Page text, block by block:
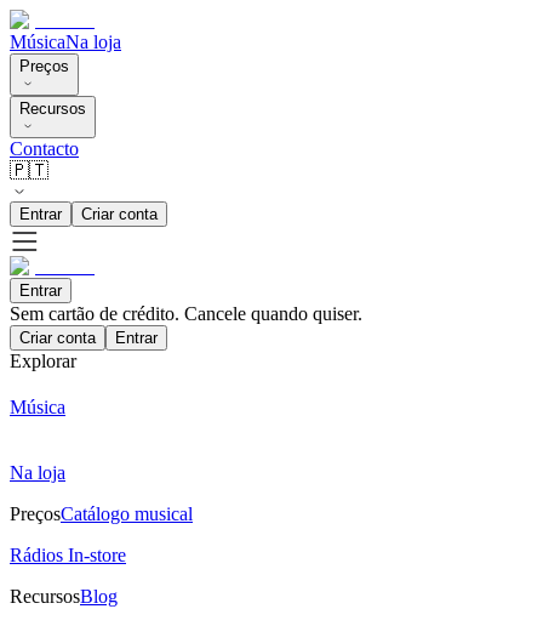
MúsicaNa loja
Preços
Recursos
Contacto
🇵🇹
Entrar Criar conta
Entrar
Sem cartão de crédito. Cancele quando quiser.
Criar conta Entrar
Explorar
Música
Na loja
PreçosCatálogo musical
Rádios In-store
RecursosBlog